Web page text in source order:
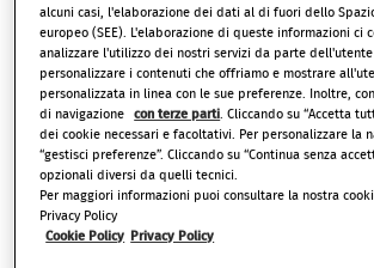
personalizzato con uno Sopralluogo
impegno. Richiedi subito il tuo
800 990 999 ocalcola il tuo
alcuni casi, l'elaborazione dei dati al di fuori dello
europeo (SEE). L'elaborazione di queste informazioni ci
analizzare l'utilizzo dei nostri servizi da parte
personalizzare i contenuti che offriamo e mostrare
personalizzata in linea con le sue preferenze. Inoltre,
di navigazione
con terze parti . Cliccando su “Accetta
dei cookie necessari e facoltativi. Per personalizzare la
“gestisci preferenze”. Cliccando su “Continua senza
opzionali diversi da quelli tecnici.
Per maggiori informazioni puoi consultare la nostra
Privacy Policy
Cookie Policy
Privacy Policy